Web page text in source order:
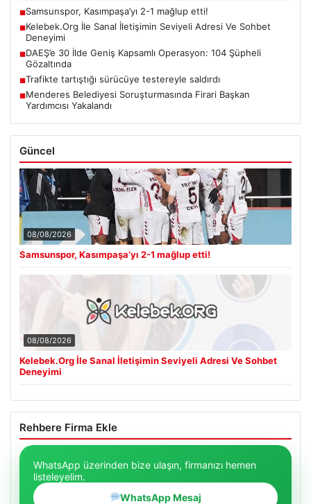
■Samsunspor, Kasımpaşa’yı 2-1 mağlup etti!
■Kelebek.Org İle Sanal İletişimin Seviyeli Adresi Ve Sohbet
Deneyimi
■DAEŞ’e 30 İlde Geniş Kapsamlı Operasyon: 104 Şüpheli
Gözaltında
■Trafikte tartıştığı sürücüye testereyle saldırdı
■Menderes Belediyesi Soruşturmasında Firari Başkan
Yardımcısı Yakalandı
Güncel
08/08/2026
Samsunspor, Kasımpaşa’yı 2-1 mağlup etti!
08/08/2026
Kelebek.Org İle Sanal İletişimin Seviyeli Adresi Ve Sohbet
Deneyimi
Rehbere Firma Ekle
WhatsApp üzerinden bize ulaşın, firmanızı hemen
listeleyelim.
WhatsApp Mesaj